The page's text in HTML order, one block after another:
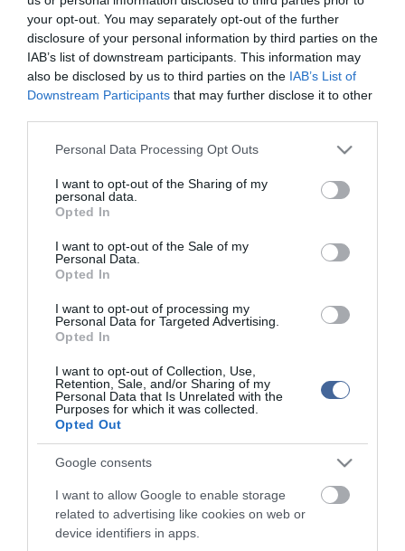
your opt-out. You may separately opt-out of the further
disclosure of your personal information by third parties on the
IAB’s list of downstream participants. This information may
also be disclosed by us to third parties on the IAB’s List of
Downstream Participants that may further disclose it to other
Please note that this website/app uses one or more Google
not limited to your visit or usage behaviour. You may click to
grant or deny consent to Google and its third-party tags to
use your data for below specified purposes in below Google
consent section.
Personal Data Processing Opt Outs
I want to opt-out of the Sharing of my
personal data.
Opted In
I want to opt-out of the Sale of my
Personal Data.
Opted In
I want to opt-out of processing my
Personal Data for Targeted Advertising.
Opted In
I want to opt-out of Collection, Use,
Retention, Sale, and/or Sharing of my
Personal Data that Is Unrelated with the
Purposes for which it was collected.
Opted Out
Google consents
I want to allow Google to enable storage
related to advertising like cookies on web or
device identifiers in apps.
Ez a szibériai fajta - Fotó: CNRS/AMU
Ritka "aranyló" maradványaira leltek a Góbi-sivatagban
Őskori óriásvírus kel életre a szibériai fagyott pusztaságból
Figyelem! A cikkhez hozzáfűzött hozzászólások nem ama.hu
network nézeteit
tükrözik. A szerkesztőség mindössze a hírek publikációjával foglalkozik, a
kommenteket nem tudja befolyásolni - azok az olvasók személyes véleményét
Kérjük, kulturáltan, mások személyiségi jogainak és jó hírnevének tiszteletben
tartásával kommenteljenek!
ma.hu legfrissebb hírei:
Nagy erőkkel keresik a szomjazó gólyát megmentő